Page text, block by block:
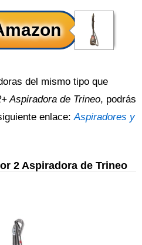
del mismo tipo que
Aspiradora de Trineo, podrás
enlace:Aspiradores y
2 Aspiradora de Trineo